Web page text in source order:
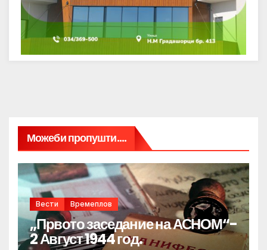
Можеби пропушти....
Вести Времеплов
„Првото заседание на АСНОМ“-
2 Август 1944 год.